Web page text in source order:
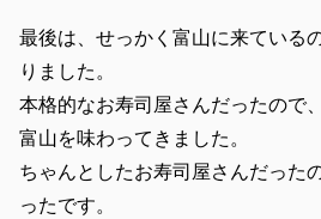
最後は、せっかく富山に来ているの
りました。
本格的なお寿司屋さんだったので
富山を味わってきました。
ちゃんとしたお寿司屋さんだった
ったです。